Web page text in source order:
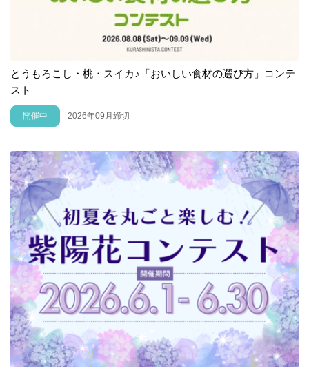
とうもろこし・桃・スイカ♪「おいしい食材の選び方」コンテ
スト
開催中 2026年09月締切